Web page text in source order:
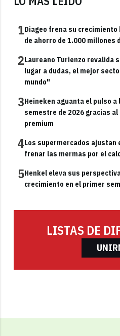
1Diageo frena su crecimiento
de ahorro de 1.000 millones
2Laureano Turienzo revalida
lugar a dudas, el mejor
mundo"
3Heineken aguanta el pulso
semestre de 2026 gracias al
premium
4Los supermercados ajustan
frenar las mermas por el
5Henkel eleva sus
crecimiento en el primer
LISTAS DE